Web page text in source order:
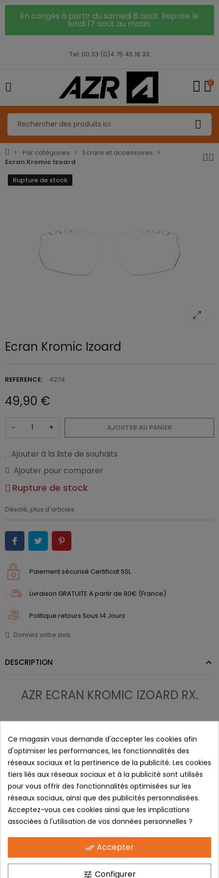
En congés à partir du samedi 8 août. Reprise le
lundi 17 août au matin.
Tel: 00 33 (0)4 75 45 18 33
0
Par catégories
Ecrans et accessoires
Ecran Kromic Izoard
Rupture de stock
Ecran Kromic Izoard
REFERENCE: 4274
49,90 €
− + AJOUTER AU PANIER
Ajouter à la liste de souhaits
Ajouter pour comparer
Rupture de stock
Désolé, plus d'articles.
Paiement sécurisé Certificat SSL
Livraison GRATUITE A partir de 80€ (France)
Politique retours Sous 14 Jours
Donnez votre avis
DESCRIPTION
AZR ECRAN KROMIC IZOARD RX.
ou pour vous protéger des projections lors de la
pratique du vélo de Route, le VTT ou le
trail.
Par ailleurs, l’écran en polycarbonate, matériau ultra résistant,
dispose d’un traitement hydrophobe pour diminuer les traces
notamment d’eau.
LES + PRODUITS :
- Ecran sphérique ultra couvrant.
Ce magasin vous demande d'accepter les cookies afin
d'optimiser les performances, les fonctionnalités des
réseaux sociaux et la pertinence de la publicité. Les cookies
tiers liés aux réseaux sociaux et à la publicité sont utilisés
pour vous offrir des fonctionnalités optimisées sur les
réseaux sociaux, ainsi que des publicités personnalisées.
Acceptez-vous ces cookies ainsi que les implications
associées à l'utilisation de vos données personnelles ?
done_all Accepter
tune Configurer